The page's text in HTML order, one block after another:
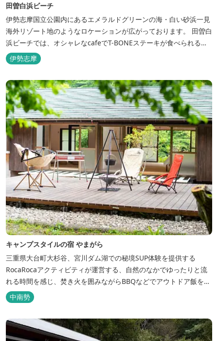
田曽白浜ビーチ
伊勢志摩国立公園内にあるエメラルドグリーンの海・白い砂浜一見
海外リゾート地のようなロケーションが広がっております。 田曽白
浜ビーチでは、オシャレなcafeでT-BONEステーキが食べられる。
又、海を見ながら黄昏るのもよし、アクティブにマリンアクティビ
ティ・スカイダイビング・ヘリコプタークルージングを体験するこ
照く...
伊勢志摩
キャンプスタイルの宿 やまがら
三重県大台町大杉谷、宮川ダム湖での秘境SUP体験を提供する
RocaRocaアクティビティが運営する、自然のなかでゆったりと流
れる時間を感じ、焚き火を囲みながらBBQなどでアウトドア飯を愉
しめる宿。 ベッドルーム以外でも、満点の星空を眺めながらテント
を張って寝ることもできるキャンプスタイルでおもいおもいのひと
中南勢